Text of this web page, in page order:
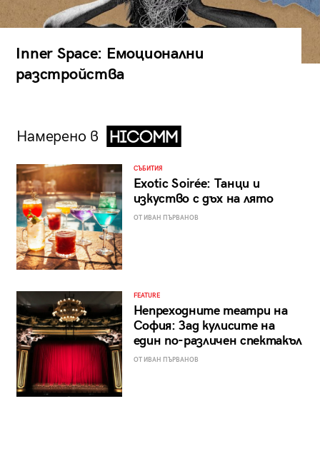
Inner Space: Емоционални
разстройства
Намерено в
СЪБИТИЯ
Exotic Soirée: Танци и
изкуство с дъх на лято
ОТ ИВАН ПЪРВАНОВ
FEATURE
Непреходните театри на
София: Зад кулисите на
един по-различен спектакъл
ОТ ИВАН ПЪРВАНОВ